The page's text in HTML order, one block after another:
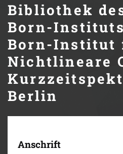
Bibliothek
Born-
Born-Institut
Nichtlineare
Berlin
Anschrift